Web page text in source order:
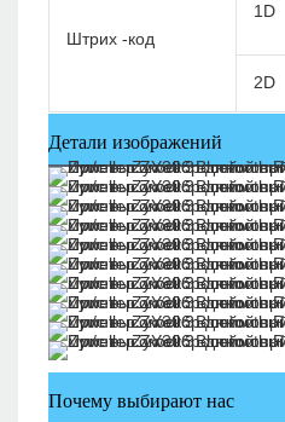
Штрих -код
1D
2D
Детали изображений
Почему выбирают нас